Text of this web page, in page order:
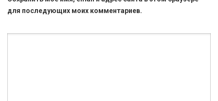
для последующих моих комментариев.